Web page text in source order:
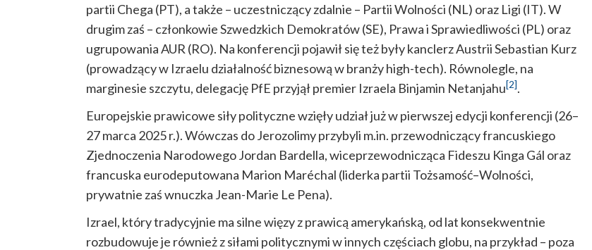
partii Chega (PT), a także – uczestniczący zdalnie – Partii Wolności (NL) oraz Ligi (IT). W
drugim zaś – członkowie Szwedzkich Demokratów (SE), Prawa i Sprawiedliwości (PL) oraz
ugrupowania AUR (RO). Na konferencji pojawił się też były kanclerz Austrii Sebastian Kurz
(prowadzący w Izraelu działalność biznesową w branży high-tech). Równolegle, na
marginesie szczytu, delegację PfE przyjął premier Izraela Binjamin Netanjahu[2].
Europejskie prawicowe siły polityczne wzięły udział już w pierwszej edycji konferencji (26–
27 marca 2025 r.). Wówczas do Jerozolimy przybyli m.in. przewodniczący francuskiego
Zjednoczenia Narodowego Jordan Bardella, wiceprzewodnicząca Fideszu Kinga Gál oraz
francuska eurodeputowana Marion Maréchal (liderka partii Tożsamość–Wolności,
prywatnie zaś wnuczka Jean-Marie Le Pena).
Izrael, który tradycyjnie ma silne więzy z prawicą amerykańską, od lat konsekwentnie
rozbudowuje je również z siłami politycznymi w innych częściach globu, na przykład – poza